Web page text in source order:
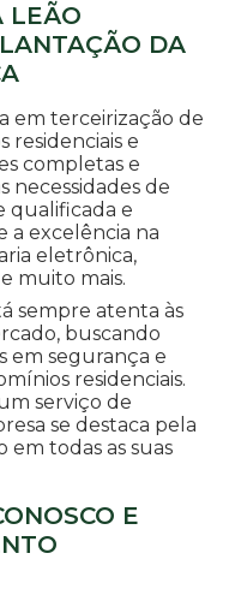
LEÃO
DA
em terceirização de
residenciais e
completas e
necessidades de
qualificada e
a excelência na
eletrônica,
muito mais.
sempre atenta às
buscando
em segurança e
residenciais.
serviço de
se destaca pela
todas as suas
E